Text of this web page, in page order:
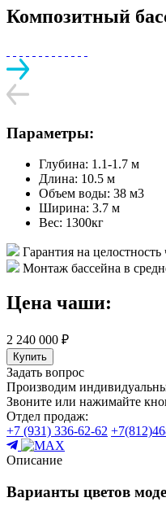
Композитный
Параметры:
Глубина: 1.1-1.7 м
Длина: 10.5 м
Объем воды: 38 м3
Ширина: 3.7 м
Вес: 1300кг
Гарантия на
Монтаж бассейна в
Цена чаши:
2 240 000 ₽
Купить
Задать вопрос
Производим
Звоните или нажимайте
Отдел продаж:
+7 (931) 336-62-62
Описание
Варианты цветов